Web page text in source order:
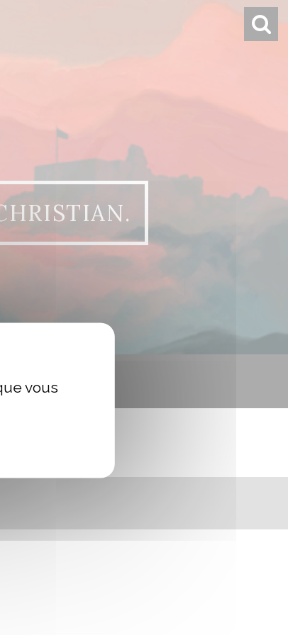
DE
vous